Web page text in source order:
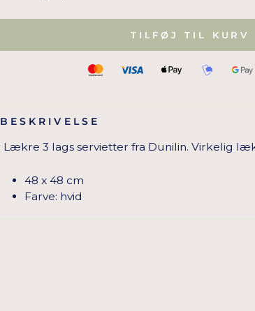
TILFØJ TIL KURV
BESKRIVELSE
Lækre 3 lags servietter fra Dunilin. Virkelig
48 x 48 cm
Farve: hvid